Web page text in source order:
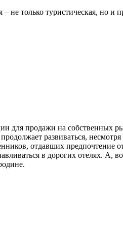
не только туристическая, но и
для продажи на собственных
развиваться,
отдавших предпочтение
в дорогих отелях. А,